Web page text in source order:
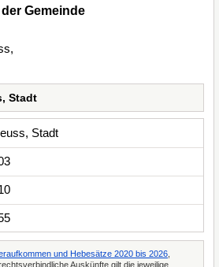
Gemeinde
Stadt
Stadt
und Hebesätze 2020 bis 2026
Auskünfte gilt die jeweilige